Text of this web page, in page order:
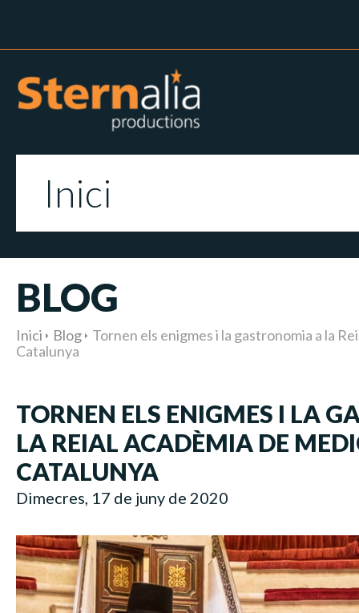
Inici
BLOG
Inici Blog
Tornen els enigmes i la gastronomia a la
Catalunya
TORNEN ELS ENIGMES I LA
LA REIAL ACADÈMIA DE
CATALUNYA
Dimecres, 17 de juny de 2020